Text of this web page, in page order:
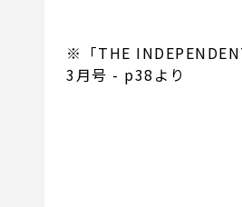
※「THE
3月号 - p38より